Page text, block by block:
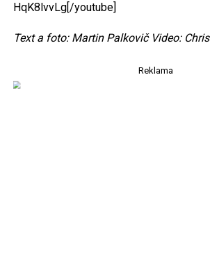
HqK8lvvLg[/youtube]
Text a foto: Martin Palkovič Video:
Reklama